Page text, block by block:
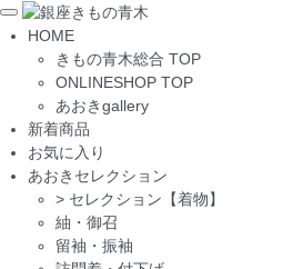
Toggle
navigation
HOME
きもの青木総合 TOP
ONLINESHOP TOP
あおきgallery
新着商品
お気に入り
あおきセレクション
> セレクション【着物】
紬・御召
留袖・振袖